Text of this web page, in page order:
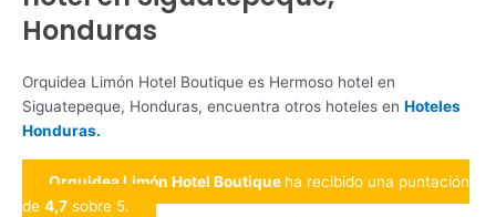
Honduras
Orquidea Limón Hotel Boutique es Hermoso hotel en
Siguatepeque, Honduras, encuentra otros hoteles en Hoteles
Honduras.
Orquidea Limón Hotel Boutique ha recibido una puntación
de 4,7 sobre 5.